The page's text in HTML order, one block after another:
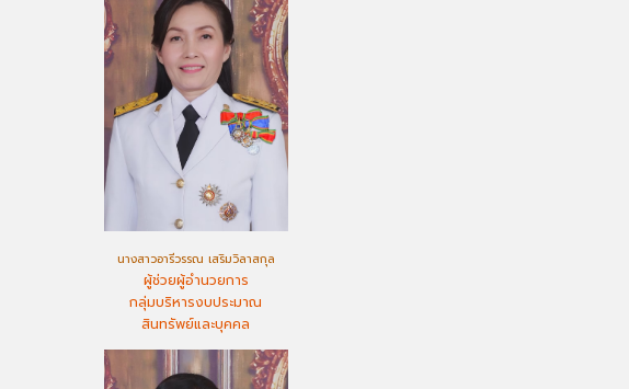
นางสาวอารีวรรณ เสริมวิลาสกุล
ผู้ช่วยผู้อำนวยการ
กลุ่มบริหารงบประมาณ
สินทรัพย์และบุคคล